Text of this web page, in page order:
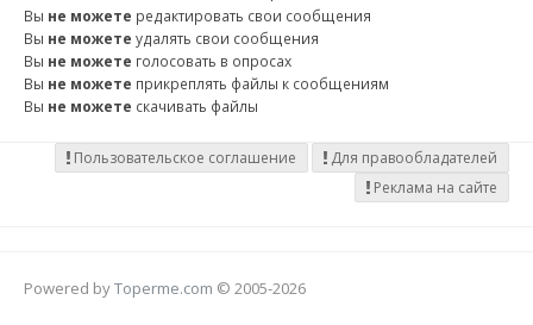
Вы не можете редактировать свои сообщения
Вы не можете удалять свои сообщения
Вы не можете голосовать в опросах
Вы не можете прикреплять файлы к сообщениям
Вы не можете скачивать файлы
Пользовательское соглашение
Для правообладателей
Реклама на сайте
Powered byToperme.com © 2005-2026